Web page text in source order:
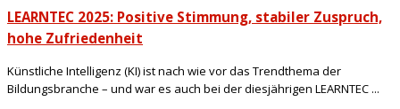
LEARNTEC 2025: Positive Stimmung, stabiler Zuspruch,
hohe Zufriedenheit
Künstliche Intelligenz (KI) ist nach wie vor das Trendthema der
Bildungsbranche – und war es auch bei der diesjährigen LEARNTEC ...